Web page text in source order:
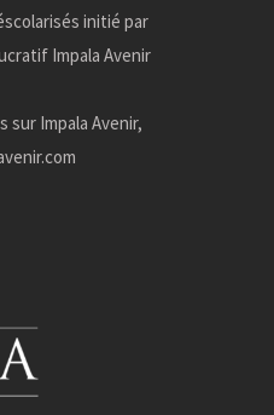
initié par
Impala Avenir
sur Impala Avenir,